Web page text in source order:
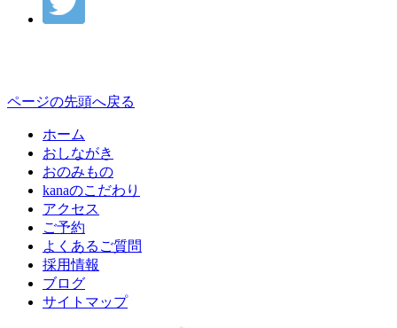
ページの先頭へ戻る
ホーム
おしながき
おのみもの
kanaのこだわり
アクセス
ご予約
よくあるご質問
採用情報
ブログ
サイトマップ